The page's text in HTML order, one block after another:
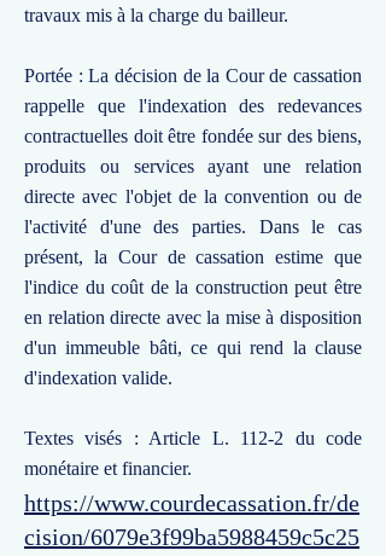
travaux mis à la charge du bailleur.
Portée : La décision de la Cour de cassation
rappelle que l'indexation des redevances
contractuelles doit être fondée sur des biens,
produits ou services ayant une relation
directe avec l'objet de la convention ou de
l'activité d'une des parties. Dans le cas
présent, la Cour de cassation estime que
l'indice du coût de la construction peut être
en relation directe avec la mise à disposition
d'un immeuble bâti, ce qui rend la clause
d'indexation valide.
Textes visés : Article L. 112-2 du code
monétaire et financier.
https://www.courdecassation.fr/de
cision/6079e3f99ba5988459c5c25